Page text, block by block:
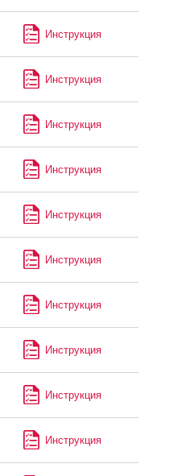
Инструкция
Инструкция
Инструкция
Инструкция
Инструкция
Инструкция
Инструкция
Инструкция
Инструкция
Инструкция